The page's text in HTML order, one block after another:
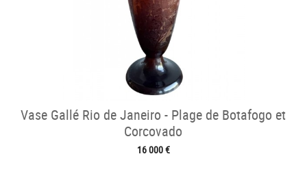
Vase Gallé Rio de Janeiro - Plage de Botafogo et
Corcovado
16 000 €